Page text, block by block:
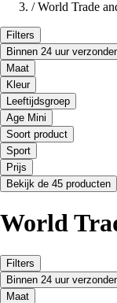
/ World Trade
Filters
Binnen 24 uur
Maat
Kleur
Leeftijdsgroep
Age Mini
Soort product
Sport
Prijs
Bekijk de 45 producten
World
Filters
Binnen 24 uur
Maat